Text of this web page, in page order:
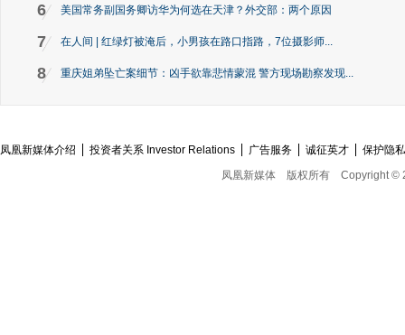
6 美国常务副国务卿访华为何选在天津？外交部：两个原因
7 在人间 | 红绿灯被淹后，小男孩在路口指路，7位摄影师...
8 重庆姐弟坠亡案细节：凶手欲靠悲情蒙混 警方现场勘察发现...
凤凰新媒体介绍 投资者关系 Investor Relations 广告服务 诚征英才
保护隐
凤凰新媒体
版权所有 Copyright ©